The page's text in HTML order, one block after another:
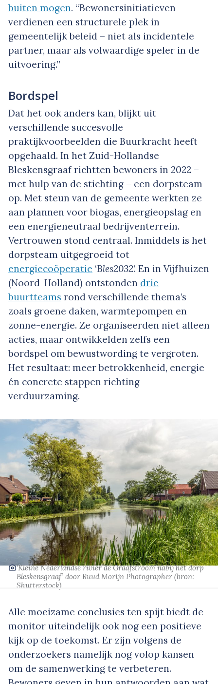
buiten mogen. “Bewonersinitiatieven
verdienen een structurele plek in
gemeentelijk beleid – niet als incidentele
partner, maar als volwaardige speler in de
uitvoering.”
Bordspel
Dat het ook anders kan, blijkt uit
verschillende succesvolle
praktijkvoorbeelden die Buurkracht heeft
opgehaald. In het Zuid-Hollandse
Bleskensgraaf richtten bewoners in 2022 –
met hulp van de stichting – een dorpsteam
op. Met steun van de gemeente werkten ze
aan plannen voor biogas, energieopslag en
een energieneutraal bedrijventerrein.
Vertrouwen stond centraal. Inmiddels is het
dorpsteam uitgegroeid tot
energiecoöperatie ‘Bles2032’. En in Vijfhuizen
(Noord-Holland) ontstonden drie
buurtteams rond verschillende thema’s
zoals groene daken, warmtepompen en
zonne-energie. Ze organiseerden niet alleen
acties, maar ontwikkelden zelfs een
bordspel om bewustwording te vergroten.
Het resultaat: meer betrokkenheid, energie
én concrete stappen richting
verduurzaming.
‘Kleine Nederlandse rivier de Graafstroom nabij het dorp
Bleskensgraaf’ door Ruud Morijn Photographer (bron:
Shutterstock)
Alle moeizame conclusies ten spijt biedt de
monitor uiteindelijk ook nog een positieve
kijk op de toekomst. Er zijn volgens de
onderzoekers namelijk nog volop kansen
om de samenwerking te verbeteren.